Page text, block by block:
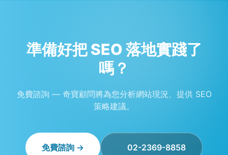
準備好把 SEO 落地實踐了
嗎？
免費諮詢 — 奇寶顧問將為您分析網站現況、提供 SEO
策略建議。
免費諮詢 → 02-2369-8858